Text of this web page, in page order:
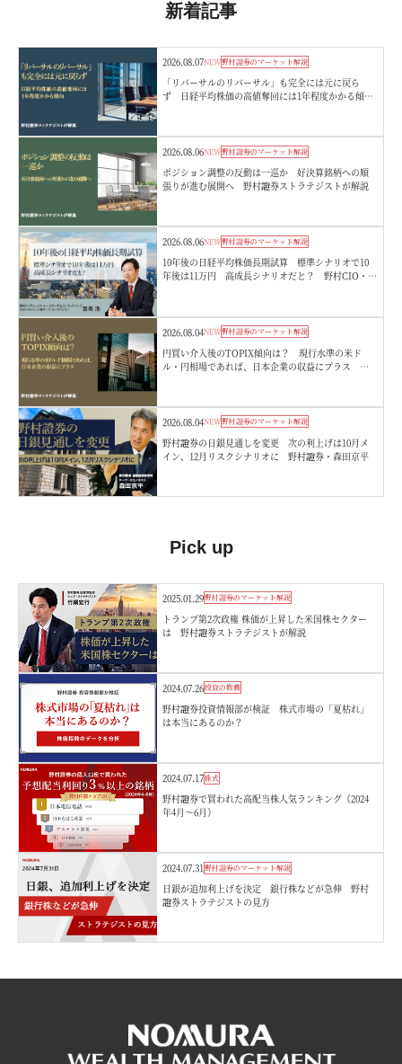
新着記事
2026.08.07NEW野村證券のマーケット解説
「リバーサルのリバーサル」も完全には元に戻ら
ず 日経平均株価の高値奪回には1年程度かかる傾
2026.08.06NEW野村證券のマーケット解説
ポジション調整の反動は一巡か 好決算銘柄への順
張りが進む展開へ 野村證券ストラテジストが解説
2026.08.06NEW野村證券のマーケット解説
10年後の日経平均株価長期試算 標準シナリオで10
年後は11万円 高成長シナリオだと？ 野村CIO・宮
2026.08.04NEW野村證券のマーケット解説
円買い介入後のTOPIX傾向は？ 現行水準の米ド
ル・円相場であれば、日本企業の収益にプラス 野
2026.08.04NEW野村證券のマーケット解説
野村證券の日銀見通しを変更 次の利上げは10月メ
イン、12月リスクシナリオに 野村證券・森田京平
Pick up
2025.01.29野村證券のマーケット解説
トランプ第2次政権 株価が上昇した米国株セクター
は 野村證券ストラテジストが解説
2024.07.26投資の教養
野村證券投資情報部が検証 株式市場の「夏枯れ」
は本当にあるのか？
2024.07.17株式
野村證券で買われた高配当株人気ランキング（2024
年4月～6月）
2024.07.31野村證券のマーケット解説
日銀が追加利上げを決定 銀行株などが急伸 野村
證券ストラテジストの見方